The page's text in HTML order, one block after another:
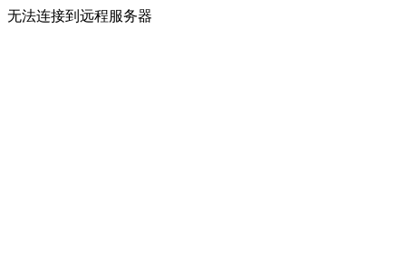
无法连接到远程服务器